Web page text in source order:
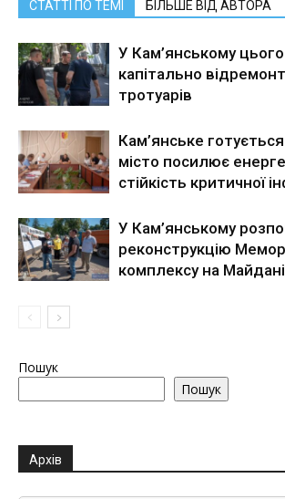
СТАТТІ ПО ТЕМІ БІЛЬШЕ ВІД АВТОРА
У Кам’янському
капітально
тротуарів
Кам’янське
місто посилює
стійкість критичної
У Кам’янському
реконструкцію
комплексу на Майдані
Пошук
Пошук
Архів